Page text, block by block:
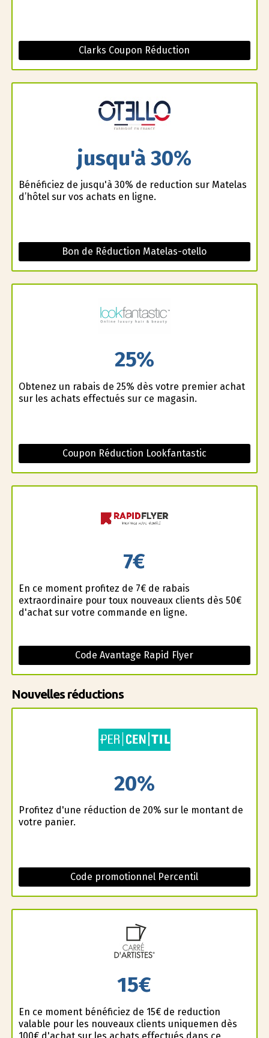
Clarks Coupon Réduction
jusqu'à 30%
Bénéficiez de jusqu'à 30% de reduction sur Matelas
d’hôtel sur vos achats en ligne.
Bon de Réduction Matelas-otello
25%
Obtenez un rabais de 25% dès votre premier achat
sur les achats effectués sur ce magasin.
Coupon Réduction Lookfantastic
7€
En ce moment profitez de 7€ de rabais
extraordinaire pour toux nouveaux clients dès 50€
d'achat sur votre commande en ligne.
Code Avantage Rapid Flyer
Nouvelles réductions
20%
Profitez d'une réduction de 20% sur le montant de
votre panier.
Code promotionnel Percentil
15€
En ce moment bénéficiez de 15€ de reduction
valable pour les nouveaux clients uniquemen dès